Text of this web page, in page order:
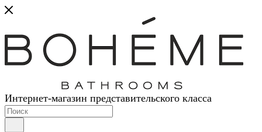
Интернет-магазин представительского класса